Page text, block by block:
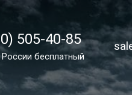
505-40-85
РФ бесплатный
505-40-85
бесплатный